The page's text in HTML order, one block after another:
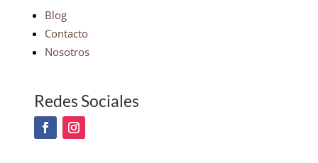
Blog
Contacto
Nosotros
Redes Sociales